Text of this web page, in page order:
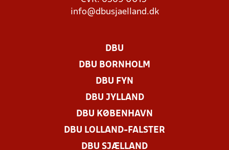
info@dbusjaelland.dk
DBU
DBU BORNHOLM
DBU FYN
DBU JYLLAND
DBU KØBENHAVN
DBU LOLLAND-FALSTER
DBU SJÆLLAND